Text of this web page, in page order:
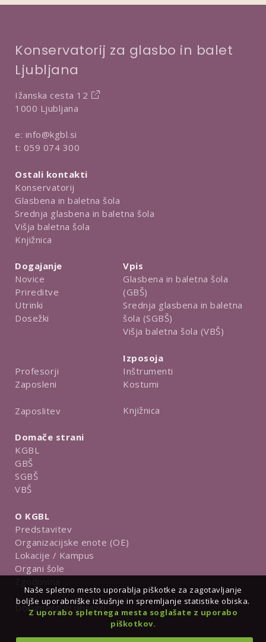
Konservatorij za glasbo in balet
Ljubljana
Ižanska cesta 12
1000 Ljubljana
e: info@kgbl.si
t: 059 074 300
Ostali kontakti
Konservatorij
Glasbena in baletna šola
Srednja glasbena in baletna šola
Višja baletna šola
Knjižnica
Dogajanje
Novice
Prireditve
Utrinki
Dosežki
Profesorji
Zaposleni
Zaposlitev
Vpis
Glasbena in baletna šola
(GBŠ)
Srednja glasbena in baletna
šola (SGBŠ)
Višja baletna šola (VBŠ)
Izposoja
Inštrumenti
Kostumi
Knjižnica
Domače strani
KGBL
GBŠ
SGBŠ
VBŠ
O KGBL
Predstavitev
Organizacijske enote (OE)
Lokacije / Kampus
Organi šole
Dokumenti in obrazci
Naše spletno mesto uporablja piškotke za zagotavljanje
boljše uporabniške izkušnje in spremljanje statistike obiska.
Z uporabo spletnega mesta soglašate z uporabo
piškotkov.